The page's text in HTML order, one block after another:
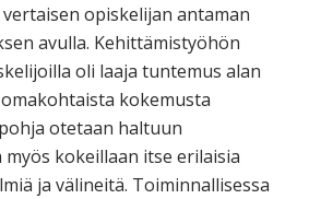
opiskelijan antaman
avulla. Kehittämistyöhön
oli laaja tuntemus alan
kokemusta
otetaan haltuun
kokeillaan itse erilaisia
ja välineitä. Toiminnallisessa